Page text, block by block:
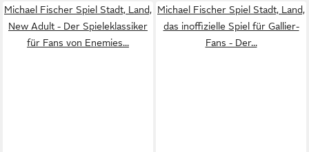
Michael Fischer Spiel Stadt, Land,
New Adult - Der Spieleklassiker
für Fans von Enemies...
Michael Fischer Spiel Stadt, Land,
das inoffizielle Spiel für Gallier-
Fans - Der...